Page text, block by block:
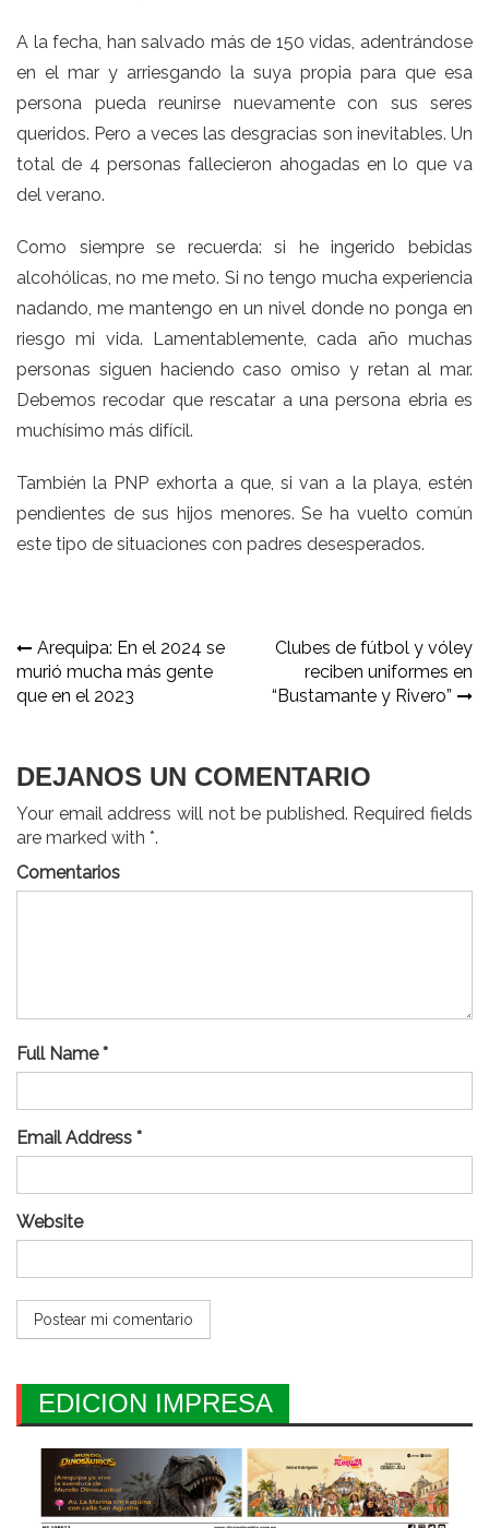
A la fecha, han salvado más de 150 vidas, adentrándose
en el mar y arriesgando la suya propia para que esa
persona pueda reunirse nuevamente con sus seres
queridos. Pero a veces las desgracias son inevitables. Un
total de 4 personas fallecieron ahogadas en lo que va
del verano.
Como siempre se recuerda: si he ingerido bebidas
alcohólicas, no me meto. Si no tengo mucha experiencia
nadando, me mantengo en un nivel donde no ponga en
riesgo mi vida. Lamentablemente, cada año muchas
personas siguen haciendo caso omiso y retan al mar.
Debemos recodar que rescatar a una persona ebria es
muchísimo más difícil.
También la PNP exhorta a que, si van a la playa, estén
pendientes de sus hijos menores. Se ha vuelto común
este tipo de situaciones con padres desesperados.
Navegación
de
Arequipa: En el 2024 se
murió mucha más gente
que en el 2023
Clubes de fútbol y vóley
reciben uniformes en
“Bustamante y Rivero”
DEJANOS UN COMENTARIO
Your email address will not be published. Required fields
are marked with *.
Comentarios
Full Name *
Email Address *
Website
EDICION IMPRESA